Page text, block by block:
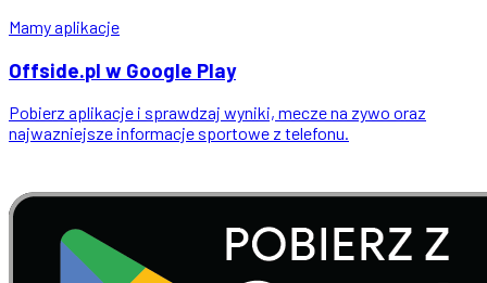
Mamy aplikacje
Offside.pl w Google Play
Pobierz aplikacje i sprawdzaj wyniki, mecze na zywo oraz
najwazniejsze informacje sportowe z telefonu.